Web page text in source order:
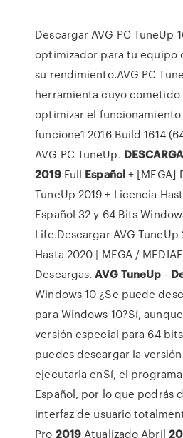
Descargar AVG PC TuneUp
optimizador para tu equipo
su rendimiento.AVG PC
herramienta cuyo cometido
optimizar el funcionamiento
funcione1 2016 Build 1614
AVG PC TuneUp.
2019Full Español+ [MEGA]
TuneUp 2019 + Licencia
Español 32 y 64 Bits
Life.Descargar AVG TuneUp
Hasta 2020 | MEGA /
Descargas.AVG TuneUp -
Windows 10 ¿Se puede
para Windows 10?Sí,
versión especial para 64
puedes descargar la
ejecutarla enSí, el
Español, por lo que podrás
interfaz de usuario
Pro 2019Atualizado Abril